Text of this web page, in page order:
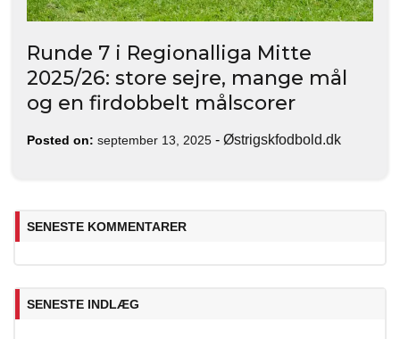
Runde 7 i Regionalliga Mitte
2025/26: store sejre, mange mål
og en firdobbelt målscorer
Posted on: september 13, 2025 - Østrigskfodbold.dk
SENESTE KOMMENTARER
SENESTE INDLÆG